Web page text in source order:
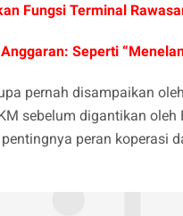
Fungsi Terminal
Seperti
pernah disampaikan
sebelum digantikan oleh
peran koperasi